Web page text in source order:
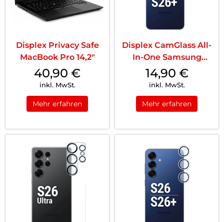
Displex Privacy Safe
MacBook Pro 14,2″
40,90 €
inkl. MwSt.
Mehr erfahren
Displex CamGlass All-
In-One Samsung
Galaxy S26 Tra...
14,90 €
inkl. MwSt.
Mehr erfahren